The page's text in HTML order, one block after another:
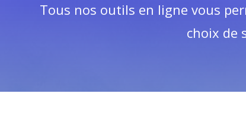
Tous nos outils en ligne vous
choix de